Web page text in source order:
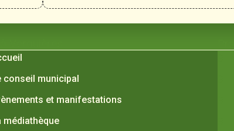
Verquières
conseil municipal
et manifestations
médiathèque